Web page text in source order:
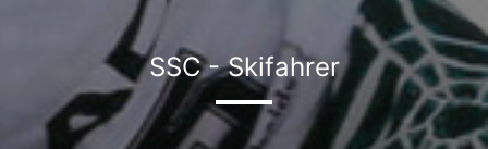
SSC - Skifahrer